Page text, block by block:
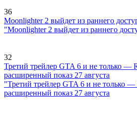
36
Moonlighter 2 выйдет из раннего
"Moonlighter 2 выйдет из раннего
32
Третий трейлер GTA 6 и не только —
расширенный показ 27 августа
"Третий трейлер GTA 6 и не только —
расширенный показ 27 августа